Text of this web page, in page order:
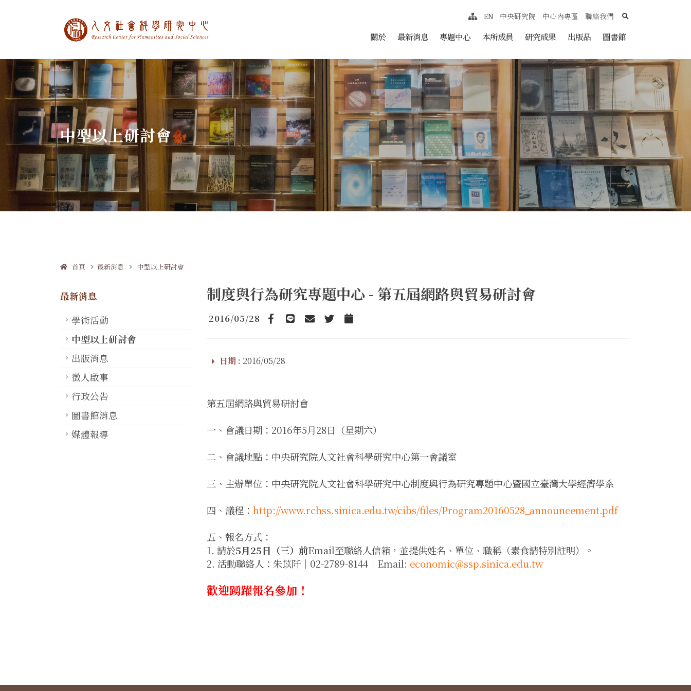
中央研究院人文社會科學研究中心 跳至中央區塊/Main Content
關於 最新消息 專題中心 本所成員 研究成果 出版品 圖書館
網站導覽
EN 中央研究院 中心內專區 聯絡我們 search
中型以上研討會
首頁 最新消息 中型以上研討會
最新消息
學術活動
中型以上研討會
出版消息
徵人啟事
行政公告
圖書館消息
媒體報導
制度與行為研究專題中心 - 第五屆網路與貿易研討會
2016/05/28
Facebook
line emailTwitterAdd to Calendar
日期 : 2016/05/28
第五屆網路與貿易研討會
一、會議日期：2016年5月28日（星期六）
二、會議地點：中央研究院人文社會科學研究中心第一會議室
三、主辦單位：中央研究院人文社會科學研究中心制度與行為研究專題中心暨國立臺灣大學經濟學系
四、議程： http://www.rchss.sinica.edu.tw/cibs/files/Program20160528_announcement.pdf
五、報名方式：
1. 請於5月25日（三）前Email至聯絡人信箱，並提供姓名、單位、職稱（素食請特別註明）。
2. 活動聯絡人：朱苡阡｜02-2789-8144｜Email: economic@ssp.sinica.edu.tw
歡迎踴躍報名參加！